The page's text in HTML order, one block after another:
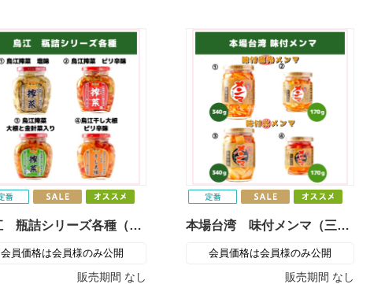
烏江 瓶詰シリーズ各種（三洋通商）
会員価格は会員様のみ公開
販売期間 なし
本場台湾 味付メンマ（三洋通商）
会員価格は会員様のみ公開
販売期間 なし